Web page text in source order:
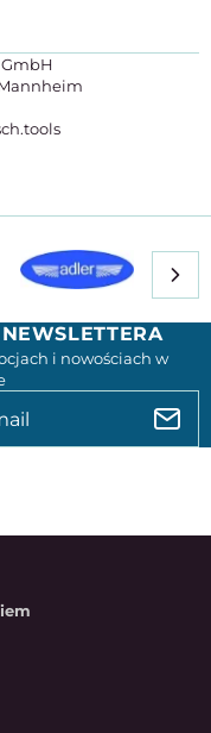
i nowościach w